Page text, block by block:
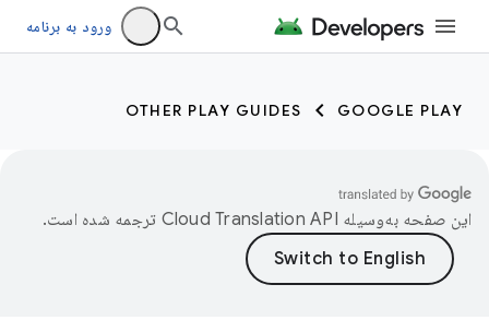
ورود به برنامه
GOOGLE PLAY
OTHER PLAY GUIDES
این صفحه به‌وسیله ترجمه شده است.